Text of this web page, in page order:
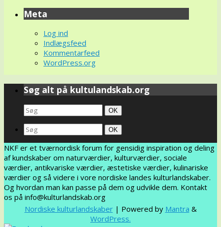
Meta
Log ind
Indlægsfeed
Kommentarfeed
WordPress.org
Søg alt på kultulandskab.org
Search
for:
Søg
OK
Search
for:
Søg
OK
NKF er et tværnordisk forum for gensidig inspiration og deling
af kundskaber om naturværdier, kulturværdier, sociale
værdier, antikvariske værdier, æstetiske værdier, kulinariske
værdier og så videre i vore nordiske landes kulturlandskaber.
Og hvordan man kan passe på dem og udvikle dem. Kontakt
os på info@kulturlandskab.org
Nordiske kulturlandskaber| Powered by Mantra &
WordPress.